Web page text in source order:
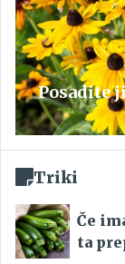
Posadite
Triki
Če
ta